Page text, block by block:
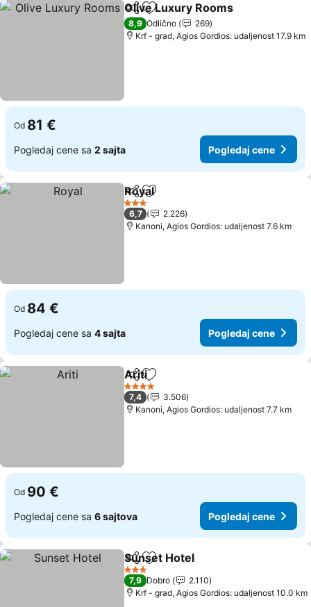
Deli Dodati u favorite
Olive Luxury Rooms
8,9 Odlično
269
Krf - grad, Agios Gordios: udaljenost 17.9 km
Od 81 €
Pogledaj cene sa 2 sajta Pogledaj cene
Deli Dodati u favorite
Royal
3 Zvezdice
6,7
2.226
Kanoni, Agios Gordios: udaljenost 7.6 km
Od 84 €
Pogledaj cene sa 4 sajta Pogledaj cene
Deli Dodati u favorite
Ariti
4 Zvezdice
7,4
3.506
Kanoni, Agios Gordios: udaljenost 7.7 km
Od 90 €
Pogledaj cene sa 6 sajtova Pogledaj cene
Deli Dodati u favorite
Sunset Hotel
3 Zvezdice
7,9 Dobro
2.110
Krf - grad, Agios Gordios: udaljenost 10.0 km